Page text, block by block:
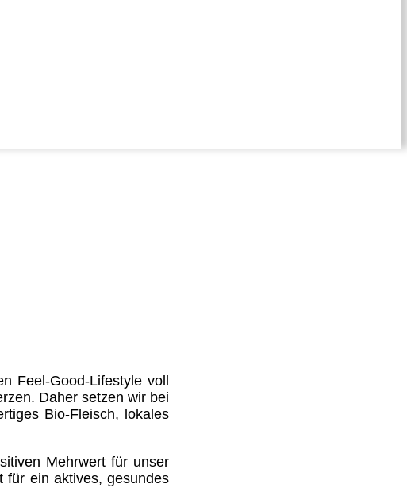
Feel-Good-Lifestyle voll
Daher setzen wir bei
Bio-Fleisch, lokales
Mehrwert für unser
für ein aktives, gesundes